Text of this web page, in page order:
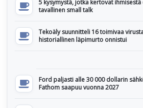
5 kysymystä, jotka kertovat
tavallinen small talk
Tekoäly suunnitteli 16 toimivaa
historiallinen läpimurto onnistui
Ford paljasti alle 30 000 dollarin
Fathom saapuu vuonna 2027